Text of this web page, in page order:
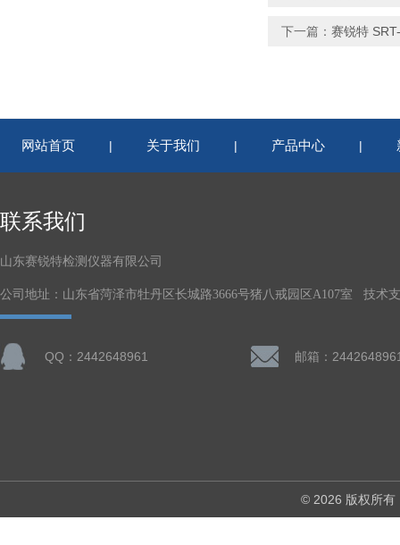
下一篇： 赛锐特
网站首页 | 关于我们 | 产品中心 |
联系我们
山东赛锐特检测仪器有限公司
公司地址：山东省菏泽市牡丹区长城路3666号猪八戒园区A107室 技术
QQ：2442648961 邮箱：
© 2026 版权所